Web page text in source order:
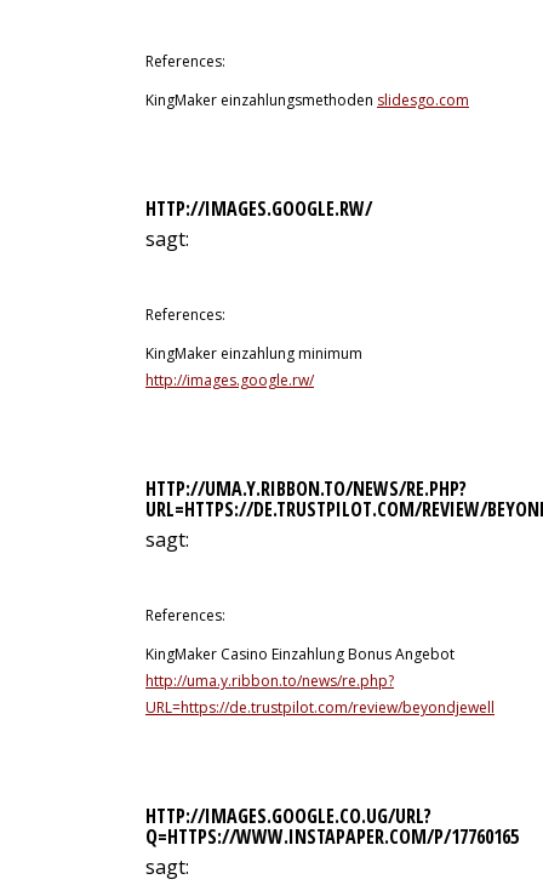
References:
KingMaker einzahlungsmethoden slidesgo.com
HTTP://IMAGES.GOOGLE.RW/
sagt:
References:
KingMaker einzahlung minimum
http://images.google.rw/
HTTP://UMA.Y.RIBBON.TO/NEWS/RE.PHP?
URL=HTTPS://DE.TRUSTPILOT.COM/REVIEW/
sagt:
References:
KingMaker Casino Einzahlung Bonus Angebot
http://uma.y.ribbon.to/news/re.php?
URL=https://de.trustpilot.com/review/beyondjewellery.de
HTTP://IMAGES.GOOGLE.CO.UG/URL?
Q=HTTPS://WWW.INSTAPAPER.COM/P/17760165
sagt: